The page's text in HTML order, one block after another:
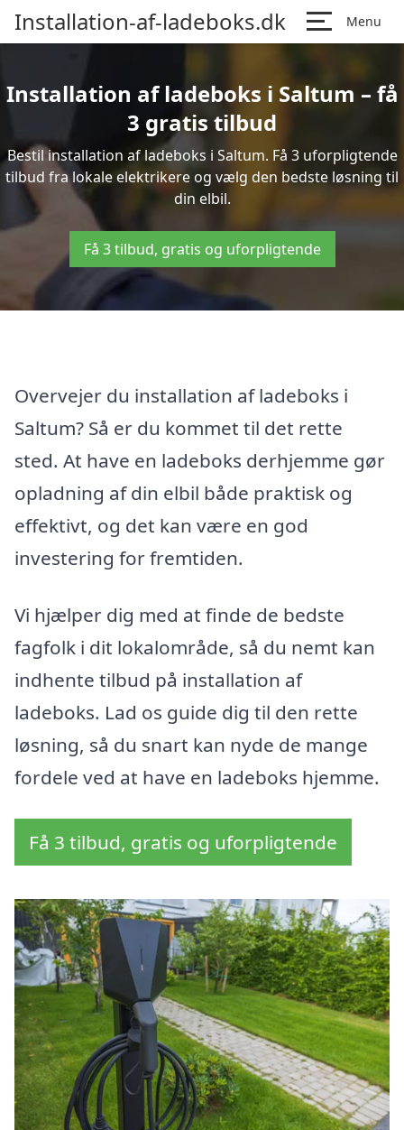
Installation-af-ladeboks.dk Menu
Installation af ladeboks i Saltum – få
3 gratis tilbud
Bestil installation af ladeboks i Saltum. Få 3 uforpligtende
tilbud fra lokale elektrikere og vælg den bedste løsning til
din elbil.
Få 3 tilbud, gratis og uforpligtende
Overvejer du installation af ladeboks i
Saltum? Så er du kommet til det rette
sted. At have en ladeboks derhjemme gør
opladning af din elbil både praktisk og
effektivt, og det kan være en god
investering for fremtiden.
Vi hjælper dig med at finde de bedste
fagfolk i dit lokalområde, så du nemt kan
indhente tilbud på installation af
ladeboks. Lad os guide dig til den rette
løsning, så du snart kan nyde de mange
fordele ved at have en ladeboks hjemme.
Få 3 tilbud, gratis og uforpligtende